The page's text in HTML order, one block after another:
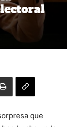
que